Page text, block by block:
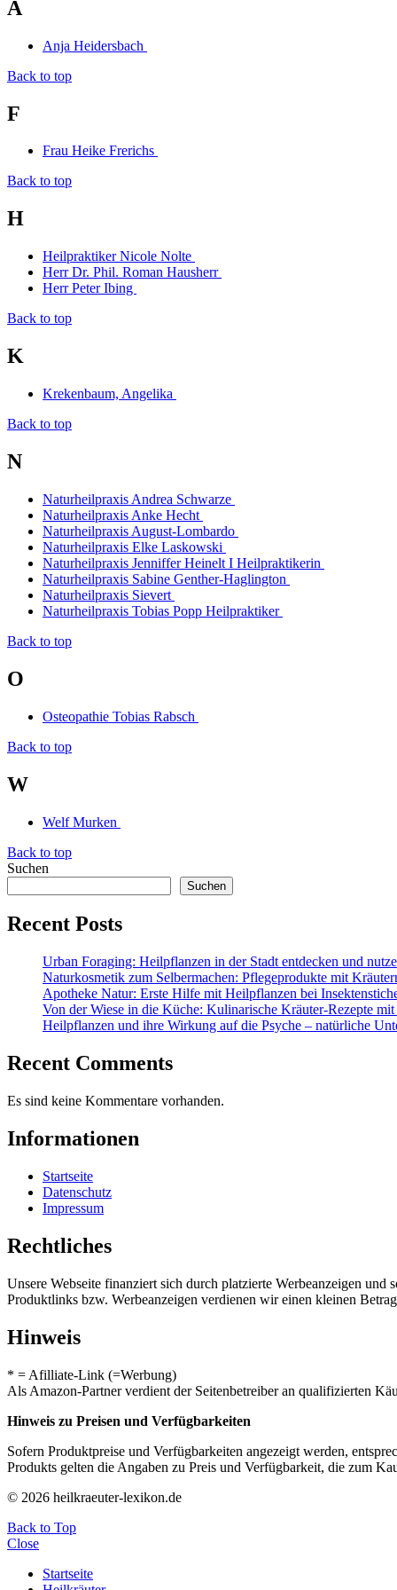
A
Anja Heidersbach
Back to top
F
Frau Heike Frerichs
Back to top
H
Heilpraktiker Nicole Nolte
Herr Dr. Phil. Roman Hausherr
Herr Peter Ibing
Back to top
K
Krekenbaum, Angelika
Back to top
N
Naturheilpraxis Andrea Schwarze
Naturheilpraxis Anke Hecht
Naturheilpraxis August-Lombardo
Naturheilpraxis Elke Laskowski
Naturheilpraxis Jenniffer Heinelt I Heilpraktikerin
Naturheilpraxis Sabine Genther-Haglington
Naturheilpraxis Sievert
Naturheilpraxis Tobias Popp Heilpraktiker
Back to top
O
Osteopathie Tobias Rabsch
Back to top
W
Welf Murken
Back to top
Suchen
Suchen
Recent Posts
Urban Foraging: Heilpflanzen in der Stadt entdecken und
Naturkosmetik zum Selbermachen: Pflegeprodukte mit
Apotheke Natur: Erste Hilfe mit Heilpflanzen bei
Von der Wiese in die Küche: Kulinarische Kräuter-Rezepte
Heilpflanzen und ihre Wirkung auf die Psyche – natürliche
Recent Comments
Es sind keine Kommentare vorhanden.
Informationen
Startseite
Datenschutz
Impressum
Rechtliches
Unsere Webseite finanziert sich durch platzierte Werbeanzeigen
Produktlinks bzw. Werbeanzeigen verdienen wir einen kleinen
Hinweis
* = Afilliate-Link (=Werbung)
Als Amazon-Partner verdient der Seitenbetreiber an qualifizierten
Hinweis zu Preisen und Verfügbarkeiten
Sofern Produktpreise und Verfügbarkeiten angezeigt werden,
Produkts gelten die Angaben zu Preis und Verfügbarkeit, die zum
© 2026 heilkraeuter-lexikon.de
Back to Top
Close
Startseite